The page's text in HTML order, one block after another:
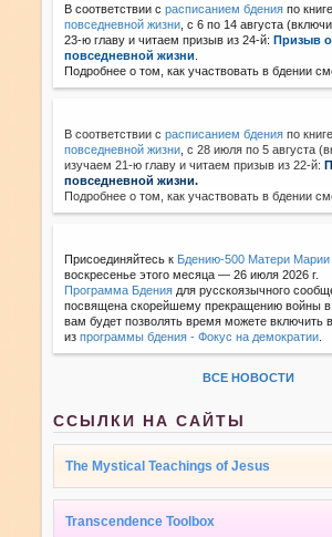
В соответствии срасписанием бдения по
повседневной жизни , с 6 по 14 августа
23-ю главу и читаем призыв из 24-й:Призыв
повседневной жизни
Подробнее о том, как участвовать в бдении
В соответствии с расписанием бдения по
повседневной жизни с 28 июля по 5 августа
изучаем 21-ю главу и читаем призыв из 22-й:
повседневной жизни.
Подробнее о том, как участвовать в бдении
Присоединяйтесь к Бдению-500 Матери Марии
воскресенье этого месяца — 26 июля 2026 г.
Программа Бдения для русскоязычного
посвящена скорейшему прекращению войны в
вам будет позволять время можете включить
изпрограммы бдения - Фокус на демократии
ВСЕ НОВОСТИ
ССЫЛКИ НА САЙТЫ
The Mystical Teachings of Jesus
Transcendence Toolbox